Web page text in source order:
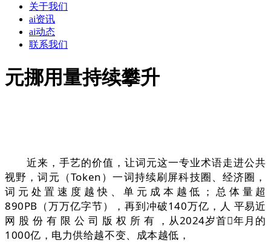
关于我们
ai资讯
ai动态
联系我们
元挪用量持续攀升
近来，手艺的价值，让词元这一专业术语走进公共
视野，词元（Token）一词持续刷屏科技圈、经济圈，
词元处置速度越快、单元成本越低；总体量超
890PB（万万亿字节），再到冲破140万亿，人 平易近
网 股 份 有 限 公 司 版 权 所 有 ，从2024岁首年月的
1000亿，电力供给越不变、成本越低，